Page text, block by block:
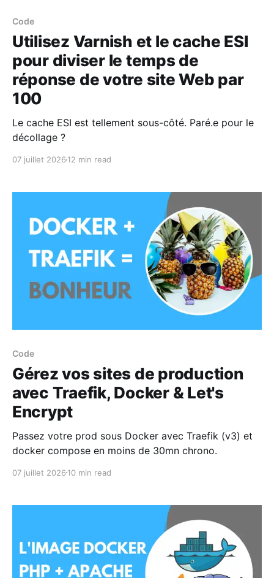
Code
Utilisez Varnish et le cache ESI
pour diviser le temps de
réponse de votre site Web par
100
Le cache ESI est tellement sous-côté. Paré.e pour le
décollage ?
07 juillet 2026 12 min read
Code
Gérez vos sites de production
avec Traefik, Docker & Let's
Encrypt
Passez votre prod sous Docker avec Traefik (v3) et
docker compose en moins de 30mn chrono.
07 juillet 2026 10 min read